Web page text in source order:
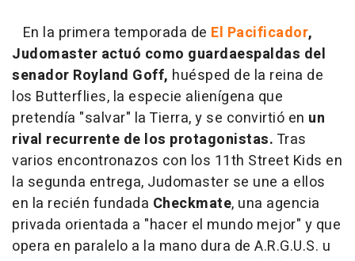
En la primera temporada de El Pacificador,
Judomaster actuó como guardaespaldas del
senador Royland Goff, huésped de la reina de
los Butterflies, la especie alienígena que
pretendía "salvar" la Tierra, y se convirtió en un
rival recurrente de los protagonistas. Tras
varios encontronazos con los 11th Street Kids en
la segunda entrega, Judomaster se une a ellos
en la recién fundada Checkmate, una agencia
privada orientada a "hacer el mundo mejor" y que
opera en paralelo a la mano dura de A.R.G.U.S. u